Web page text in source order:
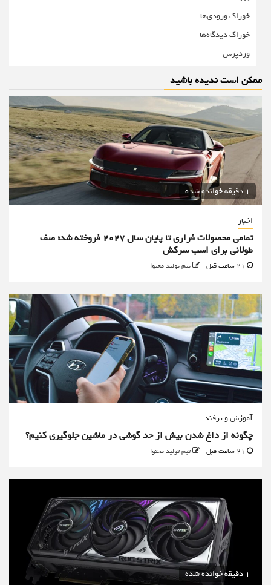
خوراک ورودی‌ها
خوراک دیدگاه‌ها
وردپرس
ممکن است ندیده باشید
1 دقیقه خوانده شده
اخبار
تمامی محصولات فراری تا پایان سال ۲۰۲۷ فروخته شد؛ صف
طولانی برای اسب سرکش
تیم تولید محتوا
آموزش و ترفند
چگونه از داغ شدن بیش از حد گوشی در ماشین جلوگیری کنیم؟
تیم تولید محتوا
1 دقیقه خوانده شده